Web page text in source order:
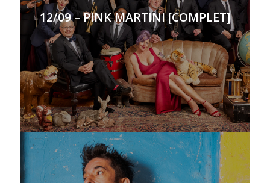
12/09 – PINK MARTINI [COMPLET]